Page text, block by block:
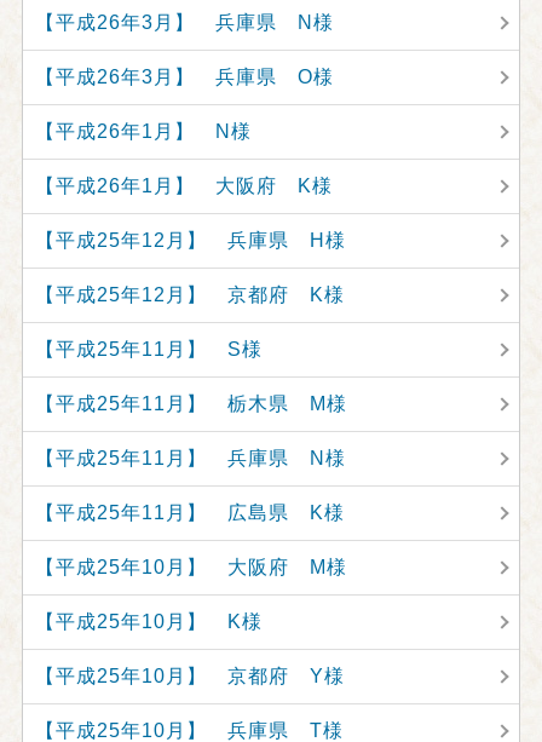
【平成26年3月】 兵庫県 N様
【平成26年3月】 兵庫県 O様
【平成26年1月】 N様
【平成26年1月】 大阪府 K様
【平成25年12月】 兵庫県 H様
【平成25年12月】 京都府 K様
【平成25年11月】 S様
【平成25年11月】 栃木県 M様
【平成25年11月】 兵庫県 N様
【平成25年11月】 広島県 K様
【平成25年10月】 大阪府 M様
【平成25年10月】 K様
【平成25年10月】 京都府 Y様
【平成25年10月】 兵庫県 T様